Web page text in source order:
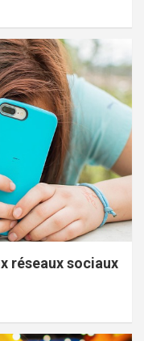
réseaux sociaux